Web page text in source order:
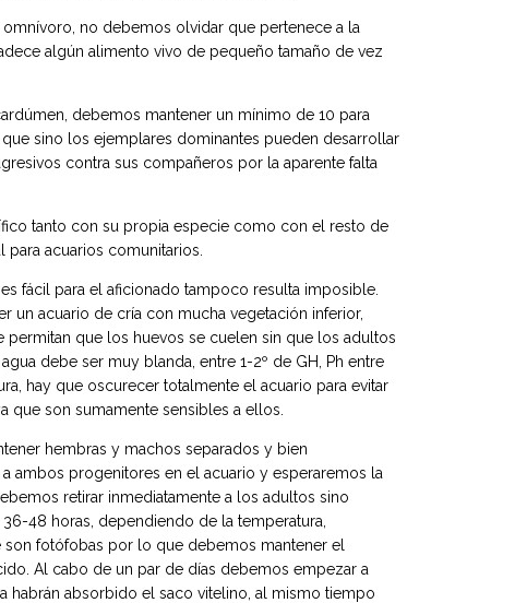
omnívoro, no debemos olvidar que pertenece a la
algún alimento vivo de pequeño tamaño de vez
debemos mantener un mínimo de 10 para
sino los ejemplares dominantes pueden desarrollar
contra sus compañeros por la aparente falta
tanto con su propia especie como con el resto de
para acuarios comunitarios.
fácil para el aficionado tampoco resulta imposible.
un acuario de cría con mucha vegetación inferior,
permitan que los huevos se cuelen sin que los adultos
debe ser muy blanda, entre 1-2º de GH, Ph entre
hay que oscurecer totalmente el acuario para evitar
que son sumamente sensibles a ellos.
hembras y machos separados y bien
ambos progenitores en el acuario y esperaremos la
retirar inmediatamente a los adultos sino
48 horas, dependiendo de la temperatura,
son fotófobas por lo que debemos mantener el
Al cabo de un par de días debemos empezar a
habrán absorbido el saco vitelino, al mismo tiempo